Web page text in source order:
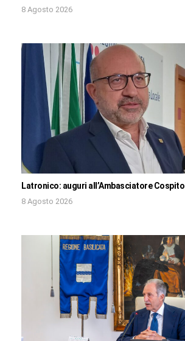
8 Agosto 2026
Latronico: auguri all’Ambasciatore Cospito
8 Agosto 2026